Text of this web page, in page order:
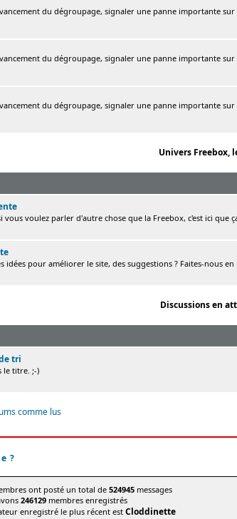
du dégroupage, signaler une panne importante
du dégroupage, signaler une panne importante
du dégroupage, signaler une panne importante
Univers Freebox,
vous voulez parler d'autre chose que la Freebox, c'est ici que
idées pour améliorer le site, des suggestions ? Faites-nous
Discussions en
tri
le titre. ;-)
comme lus
?
ont posté un total de524945 messages
246129 membres enregistrés
enregistré le plus récent est Cloddinette